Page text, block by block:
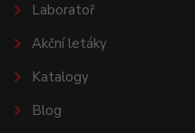
Laboratoř
Akční letáky
Katalogy
Blog